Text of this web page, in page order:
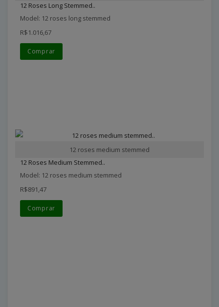
12 Roses Long Stemmed..
Model: 12 roses long stemmed
R$1.016,67
Comprar
12 roses medium stemmed
12 Roses Medium Stemmed..
Model: 12 roses medium stemmed
R$891,47
Comprar